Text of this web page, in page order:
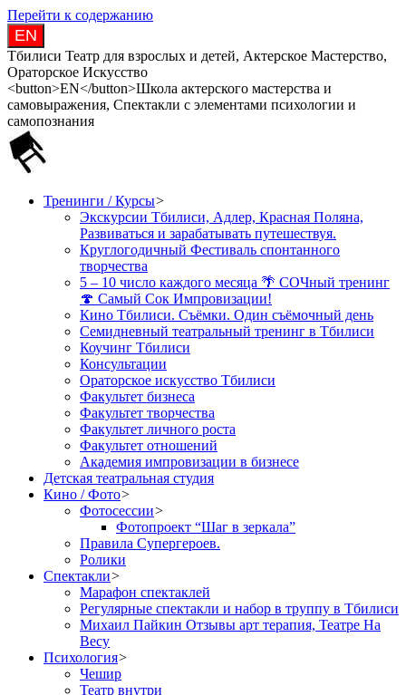
Перейти к содержанию
EN
Тбилиси Театр для взрослых и детей, Актерское Мастерство,
Ораторское Искусство
<button>EN</button>Школа актерского мастерства и
самовыражения, Спектакли с элементами психологии и
самопознания
Тренинги / Курсы>
Экскурсии Тбилиси, Адлер, Красная Поляна,
Развиваться и зарабатывать путешествуя.
Круглогодичный Фестиваль спонтанного
творчества
5 – 10 число каждого месяца 🌴 СОЧный тренинг
🍄 Самый Сок Импровизации!
Кино Тбилиси. Съёмки. Один съёмочный день
Семидневный театральный тренинг в Тбилиси
Коучинг Тбилиси
Консультации
Ораторское искусство Тбилиси
Факультет бизнеса
Факультет творчества
Факультет личного роста
Факультет отношений
Академия импровизации в бизнесе
Детская театральная студия
Кино / Фото>
Фотосессии>
Фотопроект “Шаг в зеркала”
Правила Cупергероев.
Ролики
Спектакли>
Марафон спектаклей
Регулярные спектакли и набор в труппу в Тбилиси
Михаил Пайкин Отзывы арт терапия, Театре На
Весу
Психология>
Чешир
Театр внутри